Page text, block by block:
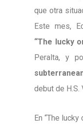
que otra
Este mes,
“The lucky
Peralta, y
debut de H.S.
En “The